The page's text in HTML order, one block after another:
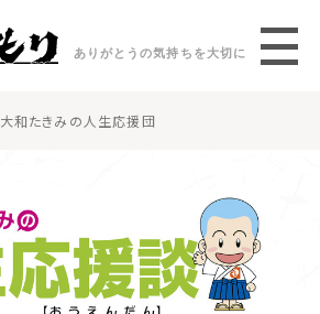
ありがとうの気持ちを大切に
大和たきみの人生応援団